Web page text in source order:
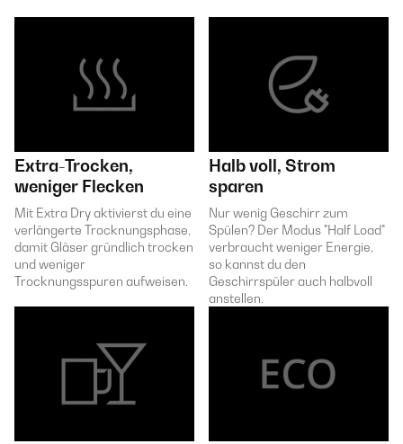
Extra-Trocken,
weniger Flecken
Mit Extra Dry aktivierst du eine
verlängerte Trocknungsphase,
damit Gläser gründlich trocken
und weniger
Trocknungsspuren aufweisen.
Halb voll, Strom
sparen
Nur wenig Geschirr zum
Spülen? Der Modus "Half Load"
verbraucht weniger Energie,
so kannst du den
Geschirrspüler auch halbvoll
anstellen.